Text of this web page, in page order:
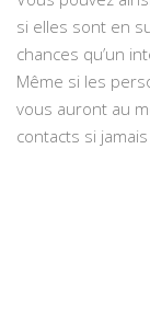
si elles sont en
chances qu’un
Même si les
vous auront au
contacts si